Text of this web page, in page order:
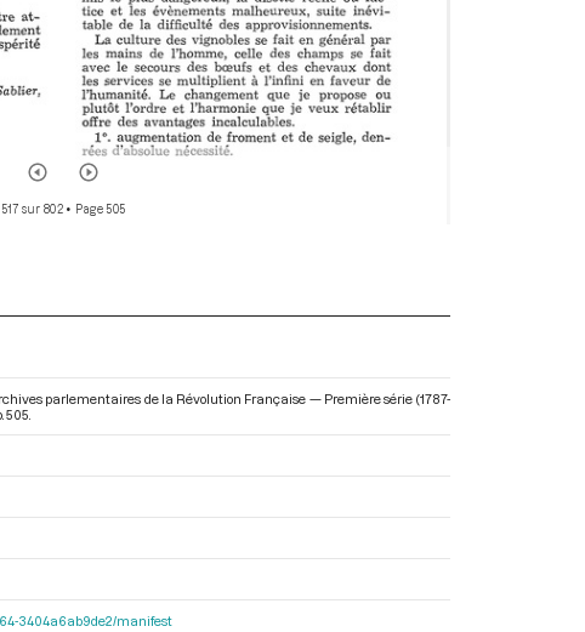
517 sur 802• Page 505
parlementaires de la Révolution Française — Première série (1787-
505.
3404a6ab9de2/manifest